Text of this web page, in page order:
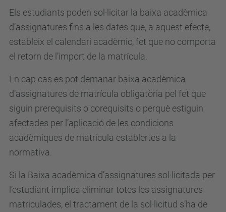
Els estudiants poden sol·licitar la baixa acadèmica
d’assignatures fins a les dates que, a aquest efecte,
estableix el calendari acadèmic, fet que no comporta
el retorn de l’import de la matrícula.
En cap cas es pot demanar baixa acadèmica
d’assignatures de matrícula obligatòria pel fet que
siguin prerequisits o corequisits o perquè estiguin
afectades per l’aplicació de les condicions
acadèmiques de matrícula establertes a la
normativa.
Si la Baixa acadèmica d’assignatures sol·licitada per
l’estudiant implica eliminar totes les assignatures
matriculades, el tractament de la sol·licitud s’ha de